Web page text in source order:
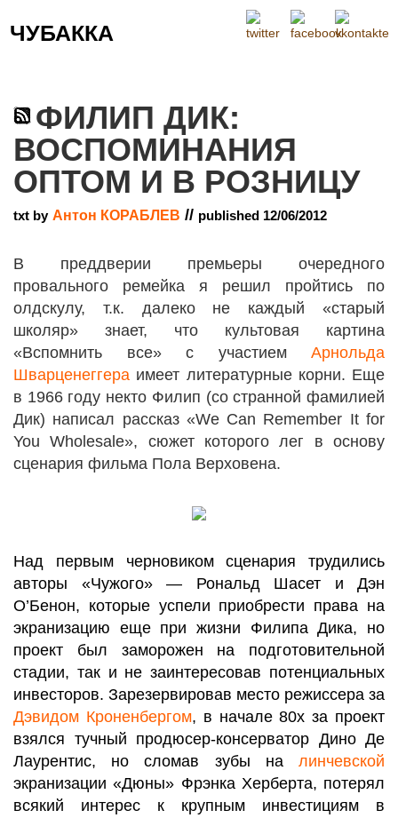
ЧУБАККА
ФИЛИП ДИК:
ВОСПОМИНАНИЯ
ОПТОМ И В РОЗНИЦУ
txt by Антон КОРАБЛЕВ // published 12/06/2012
В преддверии премьеры очередного
провального ремейка я решил пройтись по
олдскулу, т.к. далеко не каждый «старый
школяр» знает, что культовая картина
«Вспомнить все» с участием Арнольда
Шварценеггера имеет литературные корни. Еще
в 1966 году некто Филип (со странной фамилией
Дик) написал рассказ «We Can Remember It for
You Wholesale», сюжет которого лег в основу
сценария фильма Пола Верховена.
Над первым черновиком сценария трудились
авторы «Чужого» — Рональд Шасет и Дэн
О’Бенон, которые успели приобрести права на
экранизацию еще при жизни Филипа Дика, но
проект был заморожен на подготовительной
стадии, так и не заинтересовав потенциальных
инвесторов. Зарезервировав место режиссера за
Дэвидом Кроненбергом, в начале 80х за проект
взялся тучный продюсер-консерватор Дино Де
Лаурентис, но сломав зубы на линчевской
экранизации «Дюны» Фрэнка Херберта, потерял
всякий интерес к крупным инвестициям в